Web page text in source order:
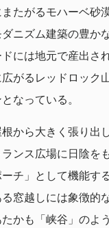
たがるモハーベ砂
ニズム建築の豊か
には地元で産出さ
がるレッドロック
なっている。
から大きく張り出
ンス広場に日陰を
チ」として機能す
窓越しには象徴的
かも「峡谷」のよ